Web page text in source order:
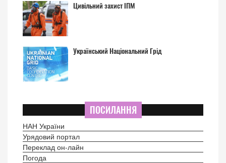
Цивільний захист ІПМ
Український Національний Грід
ПОСИЛАННЯ
НАН України
Урядовий портал
Переклад он-лайн
Погода